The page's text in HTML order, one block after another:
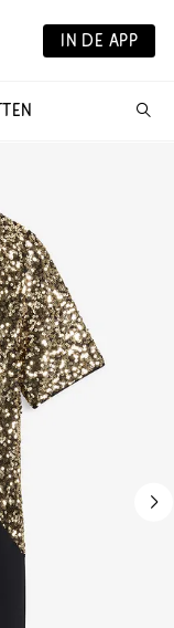
IN DE APP